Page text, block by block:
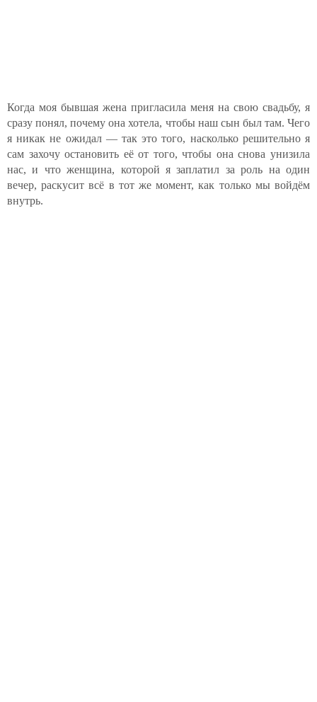
Когда моя бывшая жена пригласила меня на свою свадьбу, я
сразу понял, почему она хотела, чтобы наш сын был там. Чего
я никак не ожидал — так это того, насколько решительно я
сам захочу остановить её от того, чтобы она снова унизила
нас, и что женщина, которой я заплатил за роль на один
вечер, раскусит всё в тот же момент, как только мы войдём
внутрь.